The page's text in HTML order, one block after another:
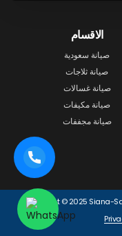
الاقسام
صيانة سعودية
صيانة ثلاجات
صيانة غسالات
صيانة مكيفات
صيانة مجففات
Copyright © 2025 Siana-